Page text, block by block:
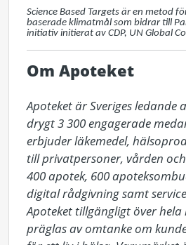
Science Based Targets är en metod
baserade klimatmål som bidrar till
initiativ initierat av CDP, UN Global
Om Apoteket
Apoteket är Sveriges ledande
drygt 3 300 engagerade
erbjuder läkemedel,
till privatpersoner, vården
400 apotek, 600
digital rådgivning samt
Apoteket tillgängligt över
präglas av omtanke om